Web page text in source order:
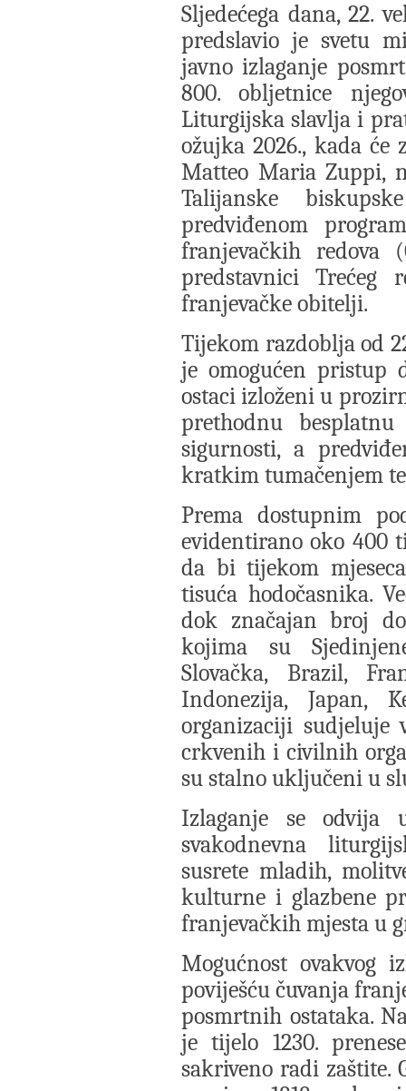
Sljedećega dana, 22.
predslavio je svetu
javno izlaganje
800. obljetnice
Liturgijska slavlja i
ožujka 2026., kada
Matteo Maria Zuppi,
Talijanske
predviđenom
franjevačkih redova
predstavnici Trećeg
franjevačke obitelji.
Tijekom razdoblja od
je omogućen pristup
ostaci izloženi u
prethodnu
sigurnosti, a
kratkim tumačenjem
Prema dostupnim
evidentirano oko 400
da bi tijekom
tisuća hodočasnika.
dok značajan broj
kojima su
Slovačka, Brazil,
Indonezija, Japan,
organizaciji
crkvenih i civilnih
su stalno uključeni u
Izlaganje se odvija
svakodnevna
susrete mladih,
kulturne i glazbene
franjevačkih mjesta u
Mogućnost ovakvog
poviješću čuvanja
posmrtnih ostataka.
je tijelo 1230.
sakriveno radi zaštite.